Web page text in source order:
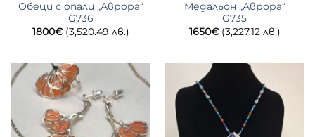
Обеци с опали „Аврора“
G736
1800€ (3,520.49 лв.)
Медальон „Аврора“
G735
1650€ (3,227.12 лв.)